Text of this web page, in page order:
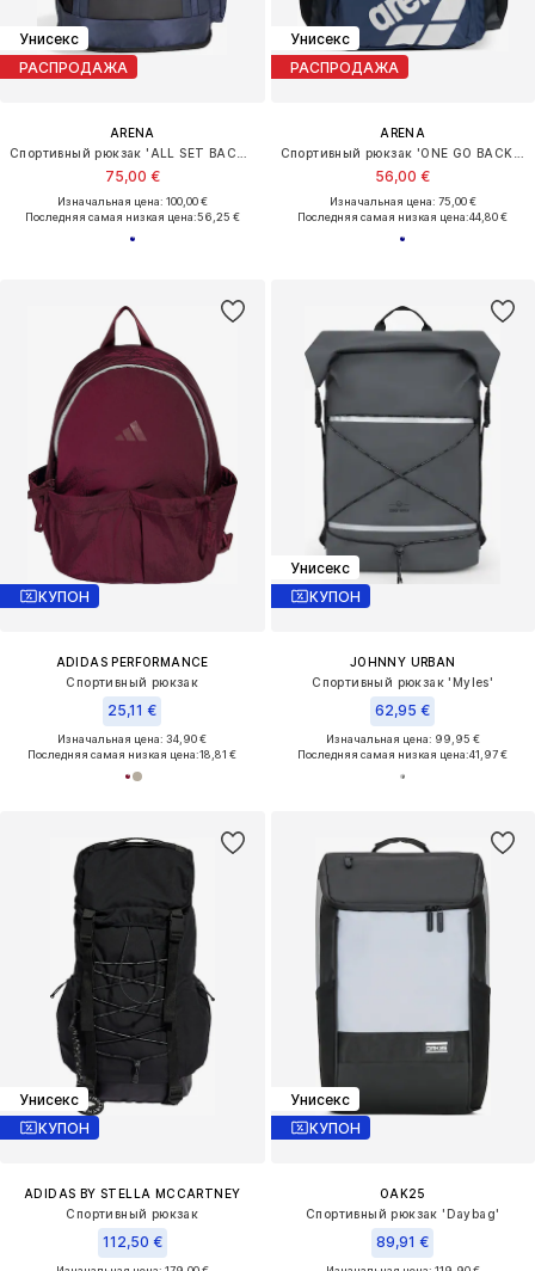
Унисекс
РАСПРОДАЖА
ARENA
75,00 €
Изначальная цена: 100,00 €
Последняя самая низкая цена:56,25 €
Унисекс
РАСПРОДАЖА
ARENA
56,00 €
Изначальная цена: 75,00 €
Последняя самая низкая цена:44,80 €
КУПОН
ADIDAS PERFORMANCE
Спортивный рюкзак
25,11 €
Изначальная цена: 34,90 €
Последняя самая низкая цена:18,81 €
Унисекс
КУПОН
JOHNNY URBAN
Спортивный рюкзак 'Myles'
62,95 €
Изначальная цена: 99,95 €
Последняя самая низкая цена:41,97 €
Унисекс
КУПОН
ADIDAS BY STELLA MCCARTNEY
Спортивный рюкзак
112,50 €
Унисекс
КУПОН
OAK25
Спортивный рюкзак 'Daybag'
89,91 €